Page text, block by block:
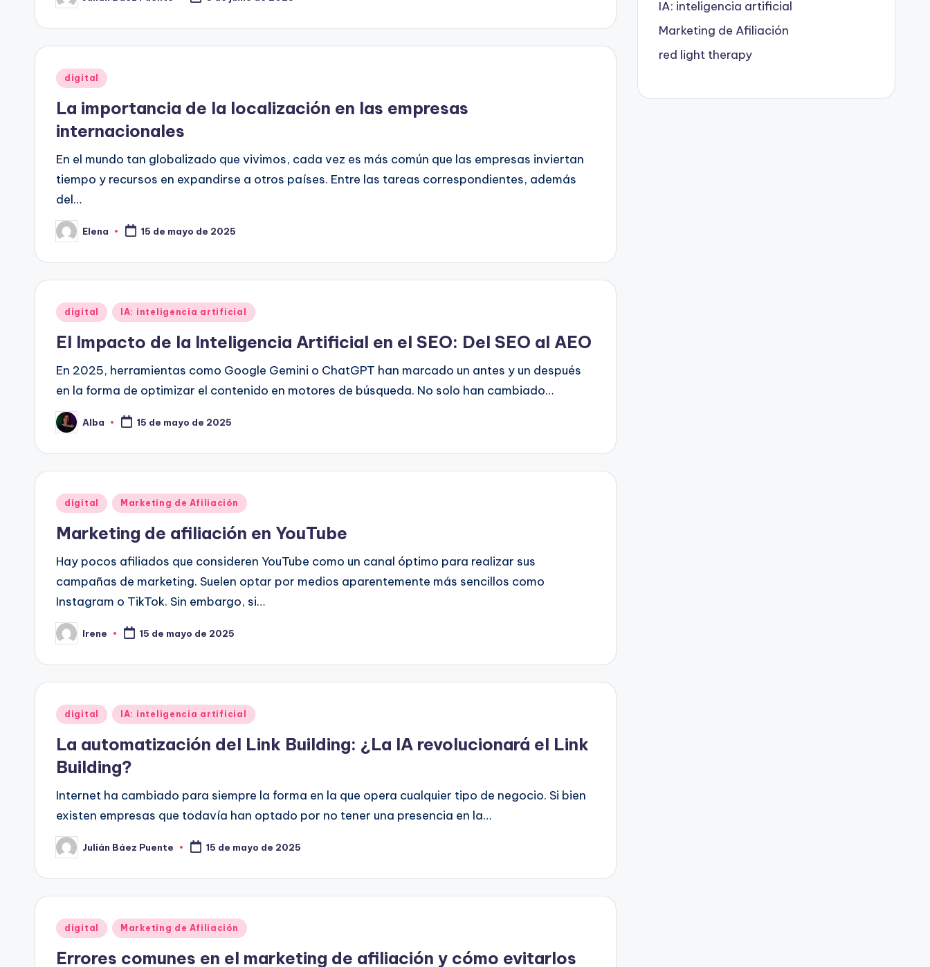
por
Publicado
digital
La importancia de la localización en las empresas
internacionales
En el mundo tan globalizado que vivimos, cada vez es más común que las empresas inviertan
tiempo y recursos en expandirse a otros países. Entre las tareas correspondientes, además
del…
Publicado
por
Elena 15 de mayo de 2025
Publicado
digital IA: inteligencia artificial
El Impacto de la Inteligencia Artificial en el SEO: Del SEO al AEO
En 2025, herramientas como Google Gemini o ChatGPT han marcado un antes y un después
en la forma de optimizar el contenido en motores de búsqueda. No solo han cambiado…
Publicado
por
Alba 15 de mayo de 2025
Publicado
digital Marketing de Afiliación
Marketing de afiliación en YouTube
Hay pocos afiliados que consideren YouTube como un canal óptimo para realizar sus
campañas de marketing. Suelen optar por medios aparentemente más sencillos como
Instagram o TikTok. Sin embargo, si…
Publicado
por
Irene 15 de mayo de 2025
Publicado
digital IA: inteligencia artificial
La automatización del Link Building: ¿La IA revolucionará el Link
Building?
Internet ha cambiado para siempre la forma en la que opera cualquier tipo de negocio. Si bien
existen empresas que todavía han optado por no tener una presencia en la…
Publicado
por
Julián Báez Puente 15 de mayo de 2025
Publicado
digital Marketing de Afiliación
Errores comunes en el marketing de afiliación y cómo evitarlos
IA: inteligencia artificial
Marketing de Afiliación
red light therapy